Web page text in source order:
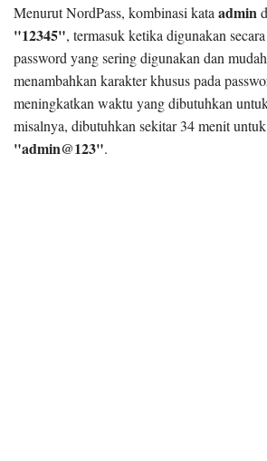
Menurut NordPass, kombinasi kata admin
"12345", termasuk ketika digunakan
password yang sering digunakan dan
menambahkan karakter khusus pada
meningkatkan waktu yang dibutuhkan
misalnya, dibutuhkan sekitar 34 menit
"admin@123".